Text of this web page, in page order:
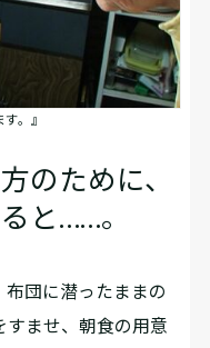
。』
のために、
と……。
団に潜ったままの
すませ、朝食の用意